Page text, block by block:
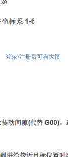
登录/注册后可看大图